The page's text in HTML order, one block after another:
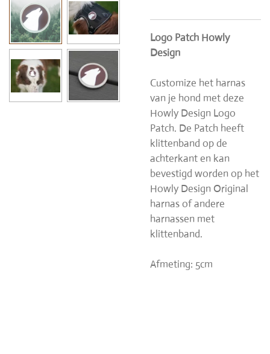
Logo Patch Howly
Design
Customize het harnas
van je hond met deze
Howly Design Logo
Patch. De Patch heeft
klittenband op de
achterkant en kan
bevestigd worden op het
Howly Design Original
harnas of andere
harnassen met
klittenband.
Afmeting: 5cm